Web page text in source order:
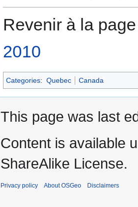
Revenir à la
2010
Categories: Quebec Canada
This page was last
Content is available
ShareAlike License.
Privacy policy About OSGeo Disclaimers